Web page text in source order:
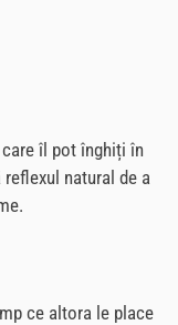
îl pot înghiți în
natural de a
ce altora le place